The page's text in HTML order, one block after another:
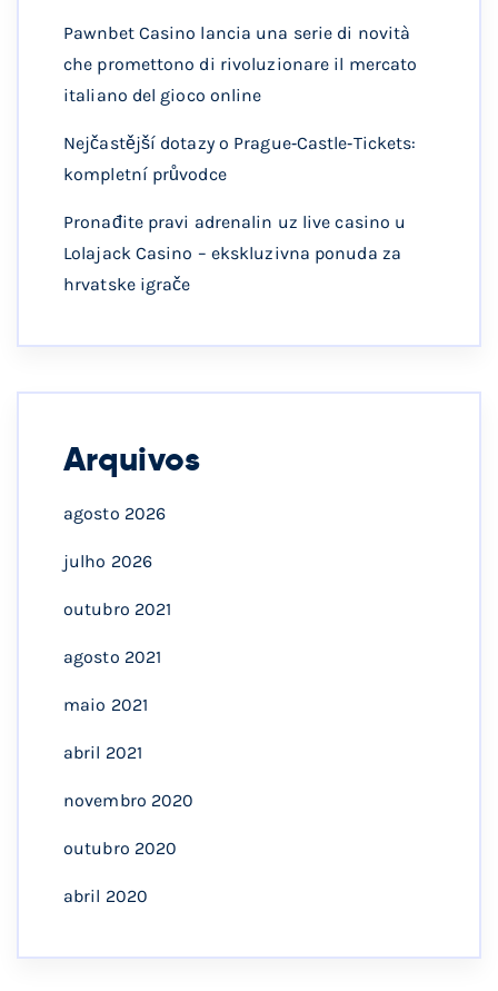
Pawnbet Casino lancia una serie di novità
che promettono di rivoluzionare il mercato
italiano del gioco online
Nejčastější dotazy o Prague‑Castle‑Tickets:
kompletní průvodce
Pronađite pravi adrenalin uz live casino u
Lolajack Casino – ekskluzivna ponuda za
hrvatske igrače
Arquivos
agosto 2026
julho 2026
outubro 2021
agosto 2021
maio 2021
abril 2021
novembro 2020
outubro 2020
abril 2020